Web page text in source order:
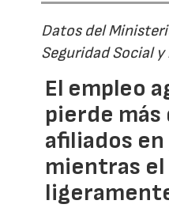
Datos del
Seguridad Social
El empleo
pierde
afiliados
mientras el